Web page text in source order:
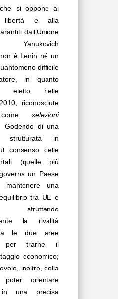
si oppone ai
libertà e alla
dall’Unione
Yanukovich
è Lenin né un
difficile
in quanto
eletto nelle
riconosciute
come «elezioni
. Godendo di una
strutturata in
consenso delle
(quelle più
un Paese
mantenere una
tra UE e
sfruttando
la rivalità
le due aree
per trarne il
economico;
inoltre, della
orientare
in una precisa